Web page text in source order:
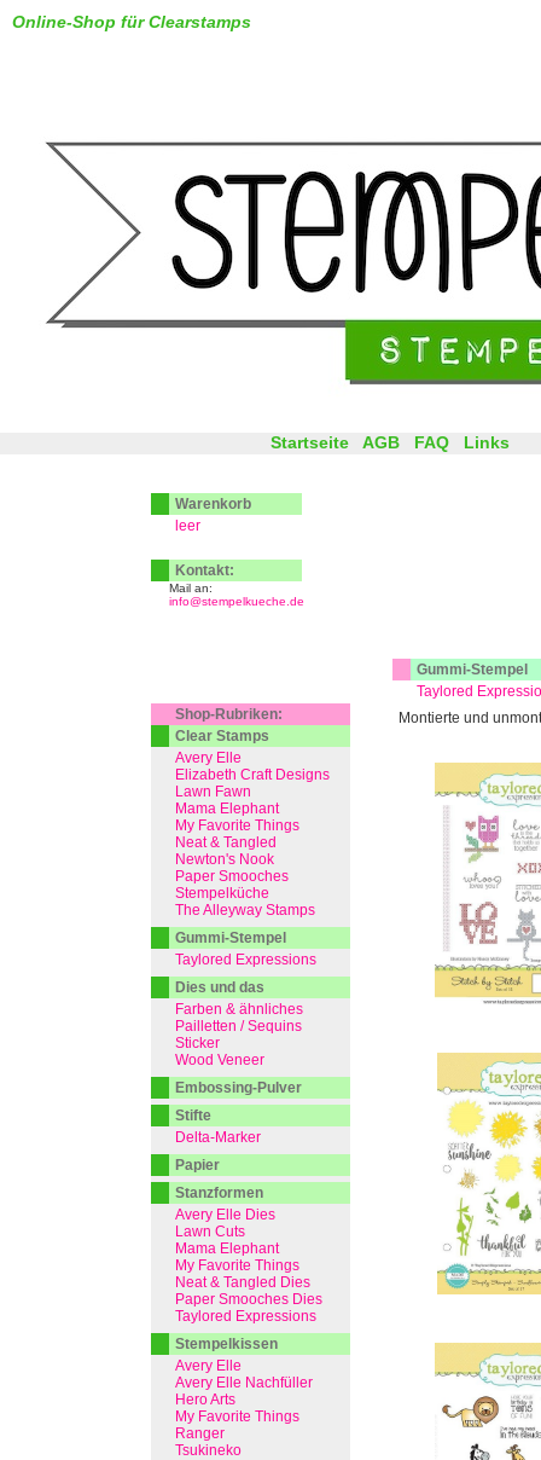
Online-Shop für Clearstamps
Gummi-Stempel
Taylored
Montierte und
Startseite AGB FAQ Links
Warenkorb
leer
Kontakt:
Mail an:
info@stempelkueche.de
Shop-Rubriken:
Clear Stamps
Avery Elle
Elizabeth Craft Designs
Lawn Fawn
Mama Elephant
My Favorite Things
Neat & Tangled
Newton's Nook
Paper Smooches
Stempelküche
The Alleyway Stamps
Gummi-Stempel
Taylored Expressions
Dies und das
Farben & ähnliches
Pailletten / Sequins
Sticker
Wood Veneer
Embossing-Pulver
Stifte
Delta-Marker
Papier
Stanzformen
Avery Elle Dies
Lawn Cuts
Mama Elephant
My Favorite Things
Neat & Tangled Dies
Paper Smooches Dies
Taylored Expressions
Stempelkissen
Avery Elle
Avery Elle Nachfüller
Hero Arts
My Favorite Things
Ranger
Tsukineko